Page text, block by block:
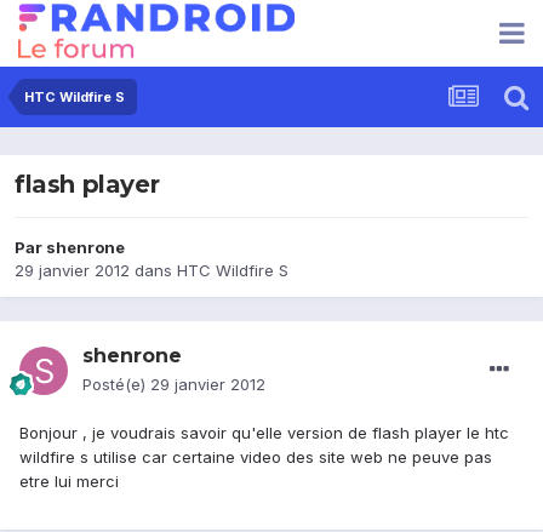
HTC Wildfire S
flash player
Par shenrone
29 janvier 2012 dans HTC Wildfire S
shenrone
Posté(e) 29 janvier 2012
Bonjour , je voudrais savoir qu'elle version de flash player le htc
wildfire s utilise car certaine video des site web ne peuve pas
etre lui merci